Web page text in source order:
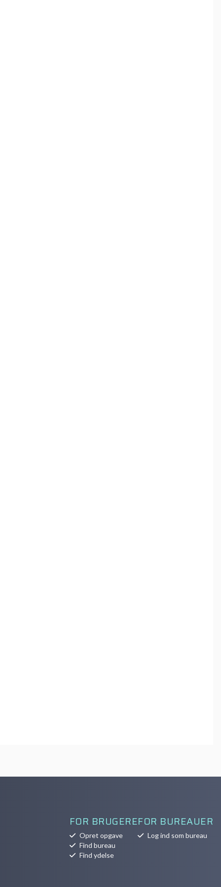
FOR BRUGERE
Opret opgave
Find bureau
Find ydelse
FOR BUREAUER
Log ind som bureau